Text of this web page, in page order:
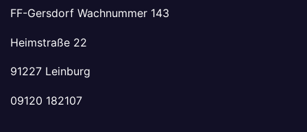
FF-Gersdorf Wachnummer 143
Heimstraße 22
91227 Leinburg
09120 182107